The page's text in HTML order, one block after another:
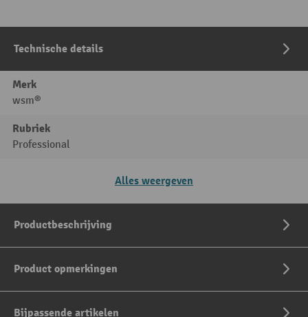
Technische details
Merk
wsm®
Rubriek
Professional
Alles weergeven
Productbeschrijving
Product opmerkingen
Bijpassende artikelen